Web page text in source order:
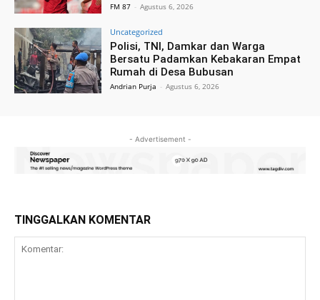
FM 87 - Agustus 6, 2026
Uncategorized
Polisi, TNI, Damkar dan Warga
Bersatu Padamkan Kebakaran Empat
Rumah di Desa Bubusan
Andrian Purja - Agustus 6, 2026
- Advertisement -
TINGGALKAN KOMENTAR